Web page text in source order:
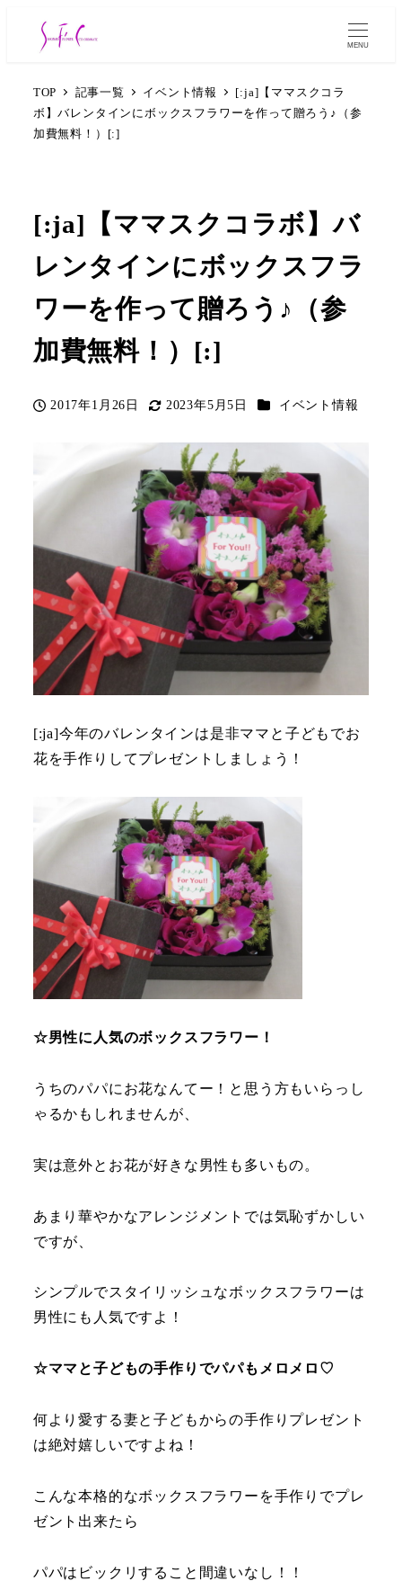
MENU
TOP 記事一覧 イベント情報
[:ja]【ママスクコラ
ボ】バレンタインにボックスフラワーを作って贈ろう♪（参
加費無料！）[:]
[:ja]【ママスクコラボ】バ
レンタインにボックスフラ
ワーを作って贈ろう♪（参
加費無料！）[:]
投稿日
2017年1月26日
更新日
2023年5月5日 カテゴリー
イベント情報
[:ja]今年のバレンタインは是非ママと子どもでお
花を手作りしてプレゼントしましょう！
☆男性に人気のボックスフラワー！
うちのパパにお花なんてー！と思う方もいらっし
ゃるかもしれませんが、
実は意外とお花が好きな男性も多いもの。
あまり華やかなアレンジメントでは気恥ずかしい
ですが、
シンプルでスタイリッシュなボックスフラワーは
男性にも人気ですよ！
☆ママと子どもの手作りでパパもメロメロ♡
何より愛する妻と子どもからの手作りプレゼント
は絶対嬉しいですよね！
こんな本格的なボックスフラワーを手作りでプレ
ゼント出来たら
パパはビックリすること間違いなし！！